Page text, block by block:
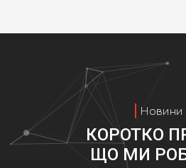
Новини
КОРОТКО
ЩО МИ